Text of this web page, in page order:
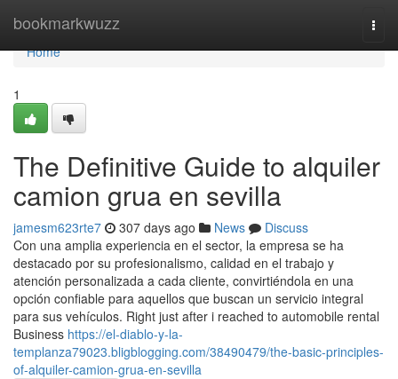
bookmarkwuzz
Home
Home
1
The Definitive Guide to alquiler
camion grua en sevilla
jamesm623rte7 307 days ago News
Discuss
Con una amplia experiencia en el sector, la empresa se ha
destacado por su profesionalismo, calidad en el trabajo y
atención personalizada a cada cliente, convirtiéndola en una
opción confiable para aquellos que buscan un servicio integral
para sus vehículos. Right just after i reached to automobile rental
Business https://el-diablo-y-la-
templanza79023.bligblogging.com/38490479/the-basic-principles-
of-alquiler-camion-grua-en-sevilla